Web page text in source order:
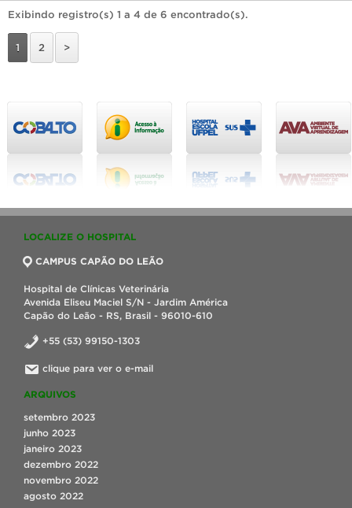
Exibindo registro(s) 1 a 4 de 6 encontrado(s).
1 2 >
LOCALIZE O HOSPITAL
CAMPUS CAPÃO DO LEÃO
Hospital de Clínicas Veterinária
Avenida Eliseu Maciel S/N - Jardim América
Capão do Leão - RS, Brasil - 96010-610
+55 (53) 99150-1303
clique para ver o e-mail
ARQUIVOS
setembro 2023
junho 2023
janeiro 2023
dezembro 2022
novembro 2022
agosto 2022